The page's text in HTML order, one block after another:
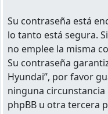
Su contraseña está
lo tanto está segura.
no emplee la misma
Su contraseña
Hyundai”, por favor
ninguna circunstancia
phpBB u otra tercera